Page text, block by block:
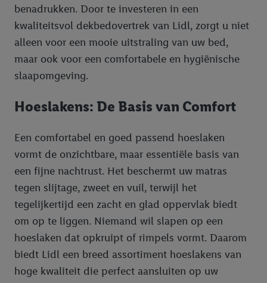
benadrukken. Door te investeren in een
kwaliteitsvol dekbedovertrek van Lidl, zorgt u niet
alleen voor een mooie uitstraling van uw bed,
maar ook voor een comfortabele en hygiënische
slaapomgeving.
Hoeslakens: De Basis van Comfort
Een comfortabel en goed passend hoeslaken
vormt de onzichtbare, maar essentiële basis van
een fijne nachtrust. Het beschermt uw matras
tegen slijtage, zweet en vuil, terwijl het
tegelijkertijd een zacht en glad oppervlak biedt
om op te liggen. Niemand wil slapen op een
hoeslaken dat opkruipt of rimpels vormt. Daarom
biedt Lidl een breed assortiment hoeslakens van
hoge kwaliteit die perfect aansluiten op uw